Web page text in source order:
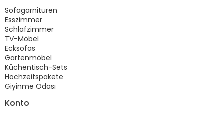
Sofagarnituren
Esszimmer
Schlafzimmer
TV-Möbel
Ecksofas
Gartenmöbel
Küchentisch-Sets
Hochzeitspakete
Giyinme Odası
Konto